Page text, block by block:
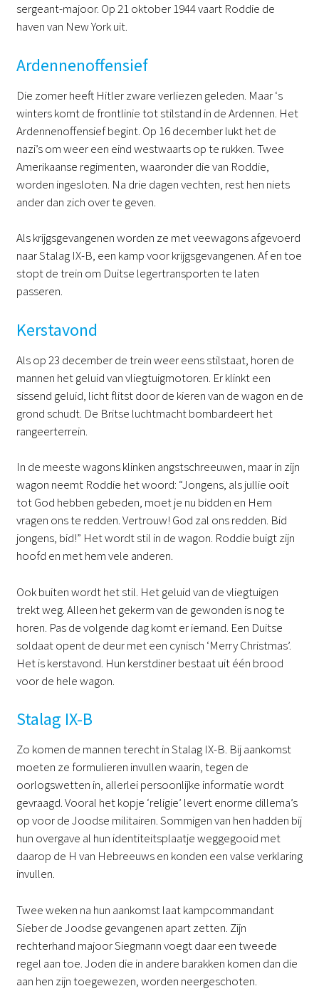
sergeant-majoor. Op 21 oktober 1944 vaart Roddie de
haven van New York uit.
Ardennenoffensief
Die zomer heeft Hitler zware verliezen geleden. Maar ‘s
winters komt de frontlinie tot stilstand in de Ardennen. Het
Ardennenoffensief begint. Op 16 december lukt het de
nazi’s om weer een eind westwaarts op te rukken. Twee
Amerikaanse regimenten, waaronder die van Roddie,
worden ingesloten. Na drie dagen vechten, rest hen niets
ander dan zich over te geven.
Als krijgsgevangenen worden ze met veewagons afgevoerd
naar Stalag IX-B, een kamp voor krijgsgevangenen. Af en toe
stopt de trein om Duitse legertransporten te laten
passeren.
Kerstavond
Als op 23 december de trein weer eens stilstaat, horen de
mannen het geluid van vliegtuigmotoren. Er klinkt een
sissend geluid, licht flitst door de kieren van de wagon en de
grond schudt. De Britse luchtmacht bombardeert het
rangeerterrein.
In de meeste wagons klinken angstschreeuwen, maar in zijn
wagon neemt Roddie het woord: “Jongens, als jullie ooit
tot God hebben gebeden, moet je nu bidden en Hem
vragen ons te redden. Vertrouw! God zal ons redden. Bid
jongens, bid!” Het wordt stil in de wagon. Roddie buigt zijn
hoofd en met hem vele anderen.
Ook buiten wordt het stil. Het geluid van de vliegtuigen
trekt weg. Alleen het gekerm van de gewonden is nog te
horen. Pas de volgende dag komt er iemand. Een Duitse
soldaat opent de deur met een cynisch ‘Merry Christmas’.
Het is kerstavond. Hun kerstdiner bestaat uit één brood
voor de hele wagon.
Stalag IX-B
Zo komen de mannen terecht in Stalag IX-B. Bij aankomst
moeten ze formulieren invullen waarin, tegen de
oorlogswetten in, allerlei persoonlijke informatie wordt
gevraagd. Vooral het kopje ‘religie’ levert enorme dillema’s
op voor de Joodse militairen. Sommigen van hen hadden bij
hun overgave al hun identiteitsplaatje weggegooid met
daarop de H van Hebreeuws en konden een valse verklaring
invullen.
Twee weken na hun aankomst laat kampcommandant
Sieber de Joodse gevangenen apart zetten. Zijn
rechterhand majoor Siegmann voegt daar een tweede
regel aan toe. Joden die in andere barakken komen dan die
aan hen zijn toegewezen, worden neergeschoten.